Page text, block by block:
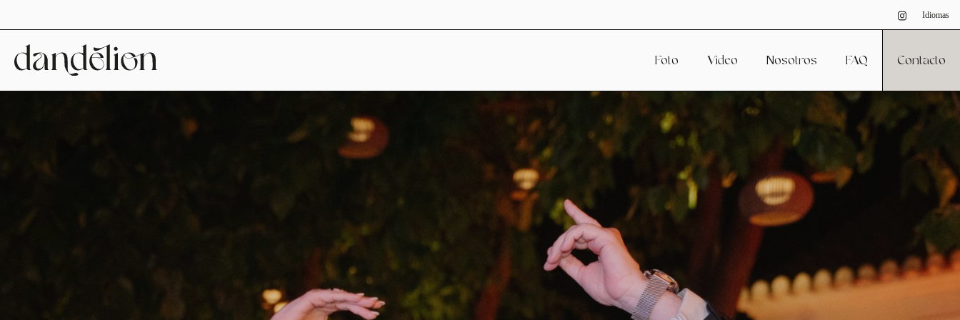
Idiomas
Foto Vídeo Nosotros FAQ Contacto